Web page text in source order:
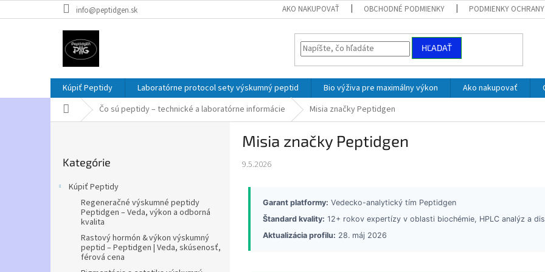
na
info@peptidgen.sk AKO NAKUPOVAŤ OBCHODNÉ PODMIENKY PODMIENKY OCHRANY
HĽADAŤ
Kúpiť Peptidy Laboratórne protocol sety výskumný peptid Bio výživa pre maximálny výkon Ako nakupovať
Domov Čo sú peptidy – technické a laboratórne informácie Misia značky Peptidgen
kategórie
Kategórie
Kúpiť Peptidy
Regeneračné výskumné peptidy
Peptidgen – Veda, výkon a odborná
kvalita
Rastový hormón & výkon výskumný
peptid – Peptidgen | Veda, skúsenosť,
férová cena
Misia značky Peptidgen
9.5.2026
Garant platformy: Vedecko-analytický tím Peptidgen
Štandard kvality: 12+ rokov expertízy v oblasti biochémie, HPLC analýz a
Aktualizácia profilu: 28. máj 2026